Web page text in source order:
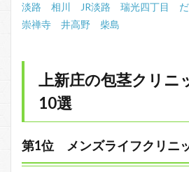
淡路 相川 JR淡路 瑞光四丁目
崇禅寺
井高野 柴島
上新庄の包茎クリニ
10選
第1位 メンズライフクリニ